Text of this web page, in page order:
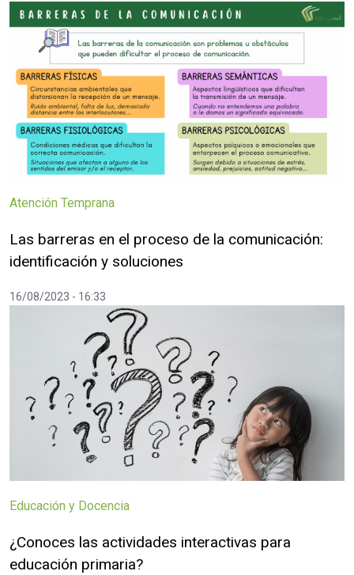
Atención Temprana
Las barreras en el proceso de la comunicación:
identificación y soluciones
16/08/2023 - 16:33
Educación y Docencia
¿Conoces las actividades interactivas para
educación primaria?